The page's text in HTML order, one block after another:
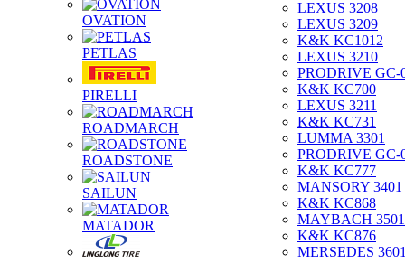
OVATION
PETLAS
PIRELLI
ROADMARCH
ROADSTONE
SAILUN
MATADOR
LEXUS 3208
LEXUS 3209
K&K KC1012
LEXUS 3210
PRODRIVE GC-
K&K KC700
LEXUS 3211
K&K KC731
LUMMA 3301
PRODRIVE GC-
K&K KC777
MANSORY 3401
K&K KC868
MAYBACH 3501
K&K KC876
MERSEDES 3601